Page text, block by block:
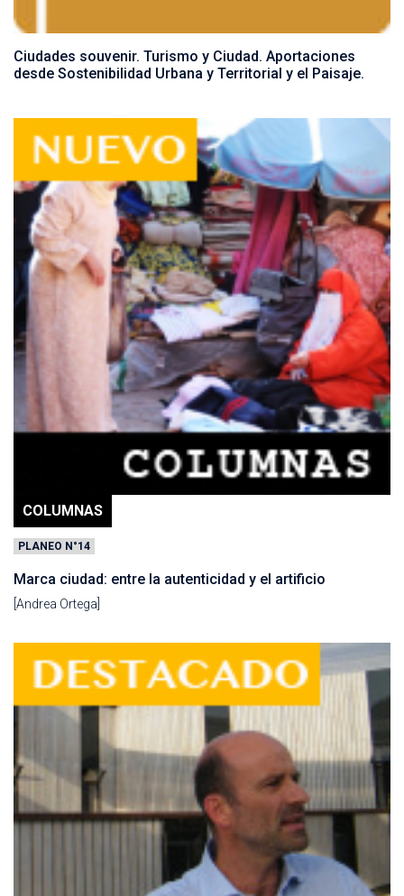
Ciudades souvenir. Turismo y Ciudad. Aportaciones
desde Sostenibilidad Urbana y Territorial y el Paisaje.
COLUMNAS
PLANEO N°14
Marca ciudad: entre la autenticidad y el artificio
[Andrea Ortega]